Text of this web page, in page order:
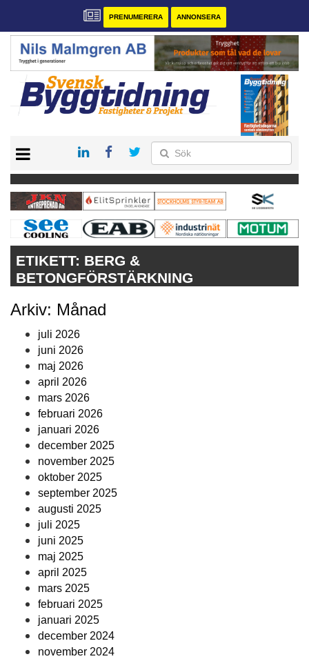
PRENUMERERA ANNONSERA
PRENUMERERA
VÅRA ANDRA MAGASIN
ANNONSERA
KONTAKT
ETIKETT: BERG &
BETONGFÖRSTÄRKNING
Arkiv: Månad
juli 2026
juni 2026
maj 2026
april 2026
mars 2026
februari 2026
januari 2026
december 2025
november 2025
oktober 2025
september 2025
augusti 2025
juli 2025
juni 2025
maj 2025
april 2025
mars 2025
februari 2025
januari 2025
december 2024
november 2024